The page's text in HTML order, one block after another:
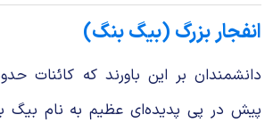
انفجار بزرگ (بیگ بنگ)
پیش در پی پدیده‌ای عظیم به نام بیگ